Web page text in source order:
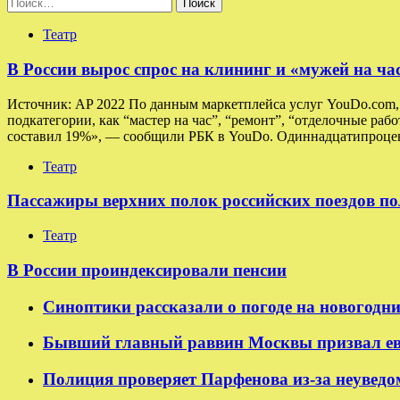
Театр
В России вырос спрос на клининг и «мужей на
Источник: AP 2022 По данным маркетплейса услуг
подкатегории, как “мастер на час”, “ремонт”, “отделочные
составил 19%», — сообщили РБК в YouDo.
Театр
Пассажиры верхних полок российских поездов
Театр
В России проиндексировали пенсии
Синоптики рассказали о погоде на
Бывший главный раввин Москвы призвал
Полиция проверяет Парфенова из-за